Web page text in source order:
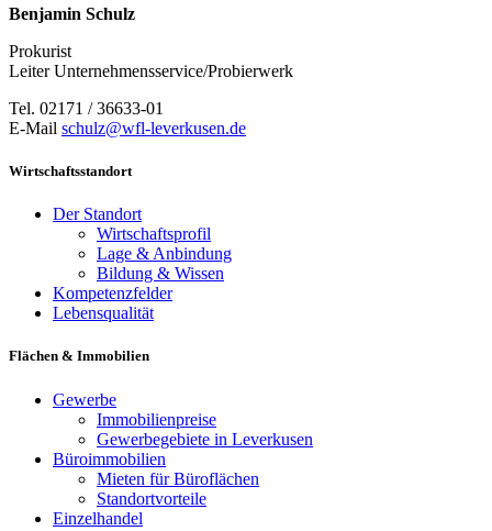
Benjamin Schulz
Prokurist
Leiter Unternehmensservice/Probierwerk
Tel. 02171 / 36633-01
E-Mail schulz@wfl-leverkusen.de
Wirtschaftsstandort
Der Standort
Wirtschaftsprofil
Lage & Anbindung
Bildung & Wissen
Kompetenzfelder
Lebensqualität
Flächen & Immobilien
Gewerbe
Immobilienpreise
Gewerbegebiete in Leverkusen
Büroimmobilien
Mieten für Büroflächen
Standortvorteile
Einzelhandel